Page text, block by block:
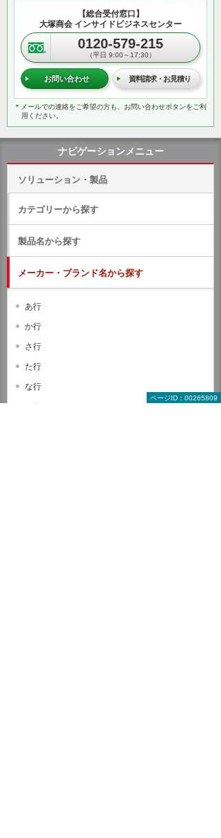
【総合受付窓口】
大塚商会 インサイドビジネスセンター
0120-579-215
（平日 9:00～17:30）
お問い合わせ 資料請求・お見積り
＊メールでの連絡をご希望の方も、お問い合わせボタンをご利
用ください。
ページID：00265809
ナビゲーションメニュー
ソリューション・製品
カテゴリーから探す
製品名から探す
メーカー・ブランド名から探す
あ行
か行
さ行
た行
な行
は行